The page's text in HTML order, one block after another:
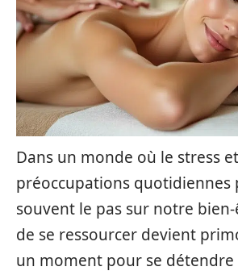
Dans un monde où le stress
préoccupations quotidiennes
souvent le pas sur notre
de se ressourcer devient
un moment pour se